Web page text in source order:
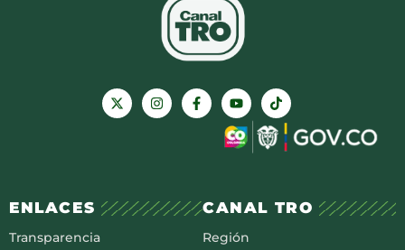
ENLACES
Transparencia
CANAL TRO
Región